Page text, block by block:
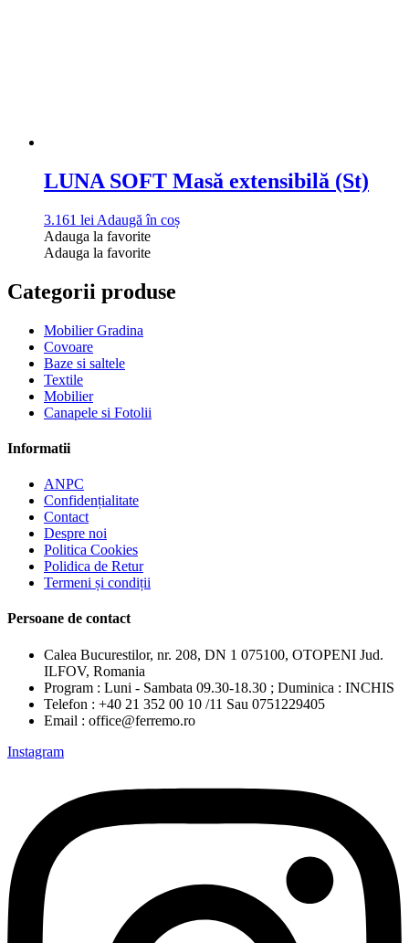
LUNA SOFT Masă extensibilă (St)
3.161 lei Adaugă în coș
Adauga la favorite
Adauga la favorite
Categorii produse
Mobilier Gradina
Covoare
Baze si saltele
Textile
Mobilier
Canapele si Fotolii
Informatii
ANPC
Confidențialitate
Contact
Despre noi
Politica Cookies
Polidica de Retur
Termeni și condiții
Persoane de contact
Calea Bucurestilor, nr. 208, DN 1 075100, OTOPENI Jud.
ILFOV, Romania
Program : Luni - Sambata 09.30-18.30 ; Duminica : INCHIS
Telefon : +40 21 352 00 10 /11 Sau 0751229405
Email : office@ferremo.ro
Instagram